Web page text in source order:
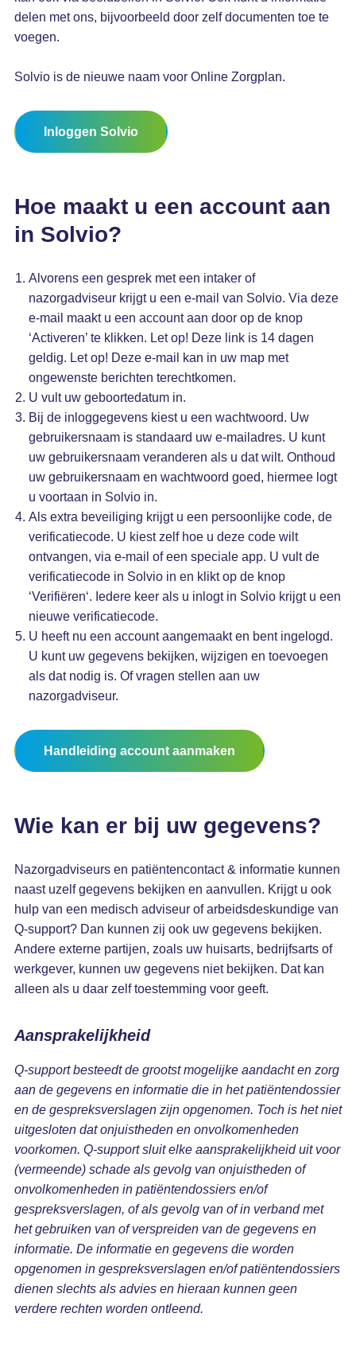
delen met ons, bijvoorbeeld door zelf documenten toe te
voegen.
Solvio is de nieuwe naam voor Online Zorgplan.
Inloggen Solvio
Hoe maakt u een account aan
in Solvio?
Alvorens een gesprek met een intaker of
nazorgadviseur krijgt u een e-mail van Solvio. Via deze
e-mail maakt u een account aan door op de knop
‘Activeren’ te klikken. Let op! Deze link is 14 dagen
geldig. Let op! Deze e-mail kan in uw map met
ongewenste berichten terechtkomen.
U vult uw geboortedatum in.
Bij de inloggegevens kiest u een wachtwoord. Uw
gebruikersnaam is standaard uw e-mailadres. U kunt
uw gebruikersnaam veranderen als u dat wilt. Onthoud
uw gebruikersnaam en wachtwoord goed, hiermee logt
u voortaan in Solvio in.
Als extra beveiliging krijgt u een persoonlijke code, de
verificatiecode. U kiest zelf hoe u deze code wilt
ontvangen, via e-mail of een speciale app. U vult de
verificatiecode in Solvio in en klikt op de knop
‘Verifiëren‘. Iedere keer als u inlogt in Solvio krijgt u een
nieuwe verificatiecode.
U heeft nu een account aangemaakt en bent ingelogd.
U kunt uw gegevens bekijken, wijzigen en toevoegen
als dat nodig is. Of vragen stellen aan uw
nazorgadviseur.
Handleiding account aanmaken
Wie kan er bij uw gegevens?
Nazorgadviseurs en patiëntencontact & informatie kunnen
naast uzelf gegevens bekijken en aanvullen. Krijgt u ook
hulp van een medisch adviseur of arbeidsdeskundige van
Q-support? Dan kunnen zij ook uw gegevens bekijken.
Andere externe partijen, zoals uw huisarts, bedrijfsarts of
werkgever, kunnen uw gegevens niet bekijken. Dat kan
alleen als u daar zelf toestemming voor geeft.
Aansprakelijkheid
Q-support besteedt de grootst mogelijke aandacht en zorg
aan de gegevens en informatie die in het patiëntendossier
en de gespreksverslagen zijn opgenomen. Toch is het niet
uitgesloten dat onjuistheden en onvolkomenheden
voorkomen. Q-support sluit elke aansprakelijkheid uit voor
(vermeende) schade als gevolg van onjuistheden of
onvolkomenheden in patiëntendossiers en/of
gespreksverslagen, of als gevolg van of in verband met
het gebruiken van of verspreiden van de gegevens en
informatie. De informatie en gegevens die worden
opgenomen in gespreksverslagen en/of patiëntendossiers
dienen slechts als advies en hieraan kunnen geen
verdere rechten worden ontleend.